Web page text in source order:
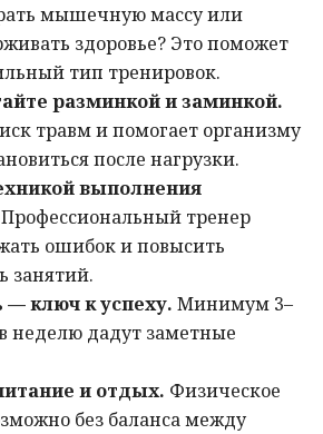
мышечную массу или
здоровье? Это поможет
тип тренировок.
разминкой и заминкой.
травм и помогает организму
после нагрузки.
выполнения
Профессиональный тренер
ошибок и повысить
занятий.
— ключ к успеху. Минимум 3–
неделю дадут заметные
и отдых. Физическое
без баланса между